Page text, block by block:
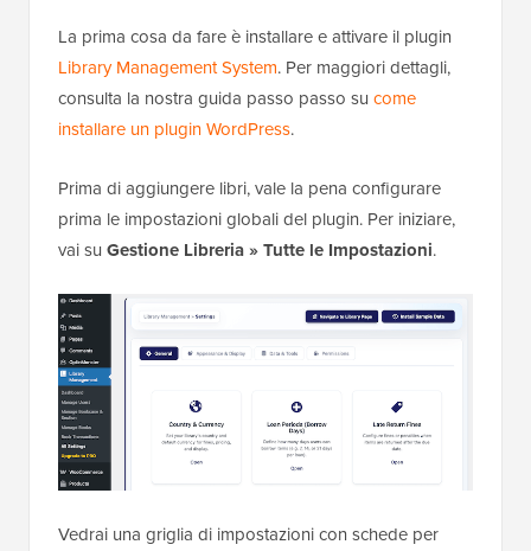
La prima cosa da fare è installare e attivare il plugin
Library Management System. Per maggiori dettagli,
consulta la nostra guida passo passo su come
installare un plugin WordPress.
Prima di aggiungere libri, vale la pena configurare
prima le impostazioni globali del plugin. Per iniziare,
vai su Gestione Libreria » Tutte le Impostazioni.
Vedrai una griglia di impostazioni con schede per